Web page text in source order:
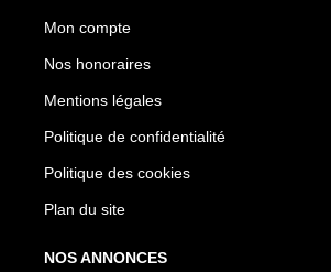
Mon compte
Nos honoraires
Mentions légales
Politique de confidentialité
Politique des cookies
Plan du site
NOS ANNONCES